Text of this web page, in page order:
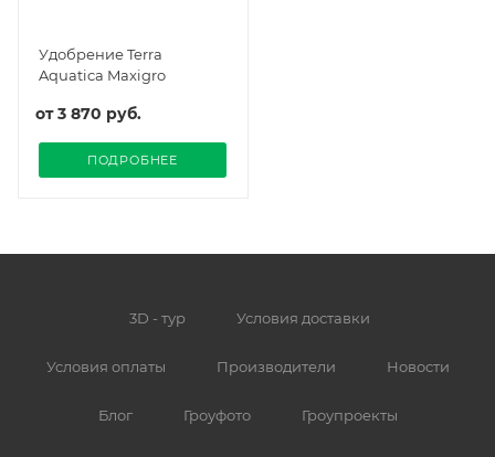
Удобрение Terra
Aquatica Maxigro
от3 870 руб.
ПОДРОБНЕЕ
3D - тур Условия доставки
Условия оплаты Производители Новости
Блог Гроуфото Гроупроекты